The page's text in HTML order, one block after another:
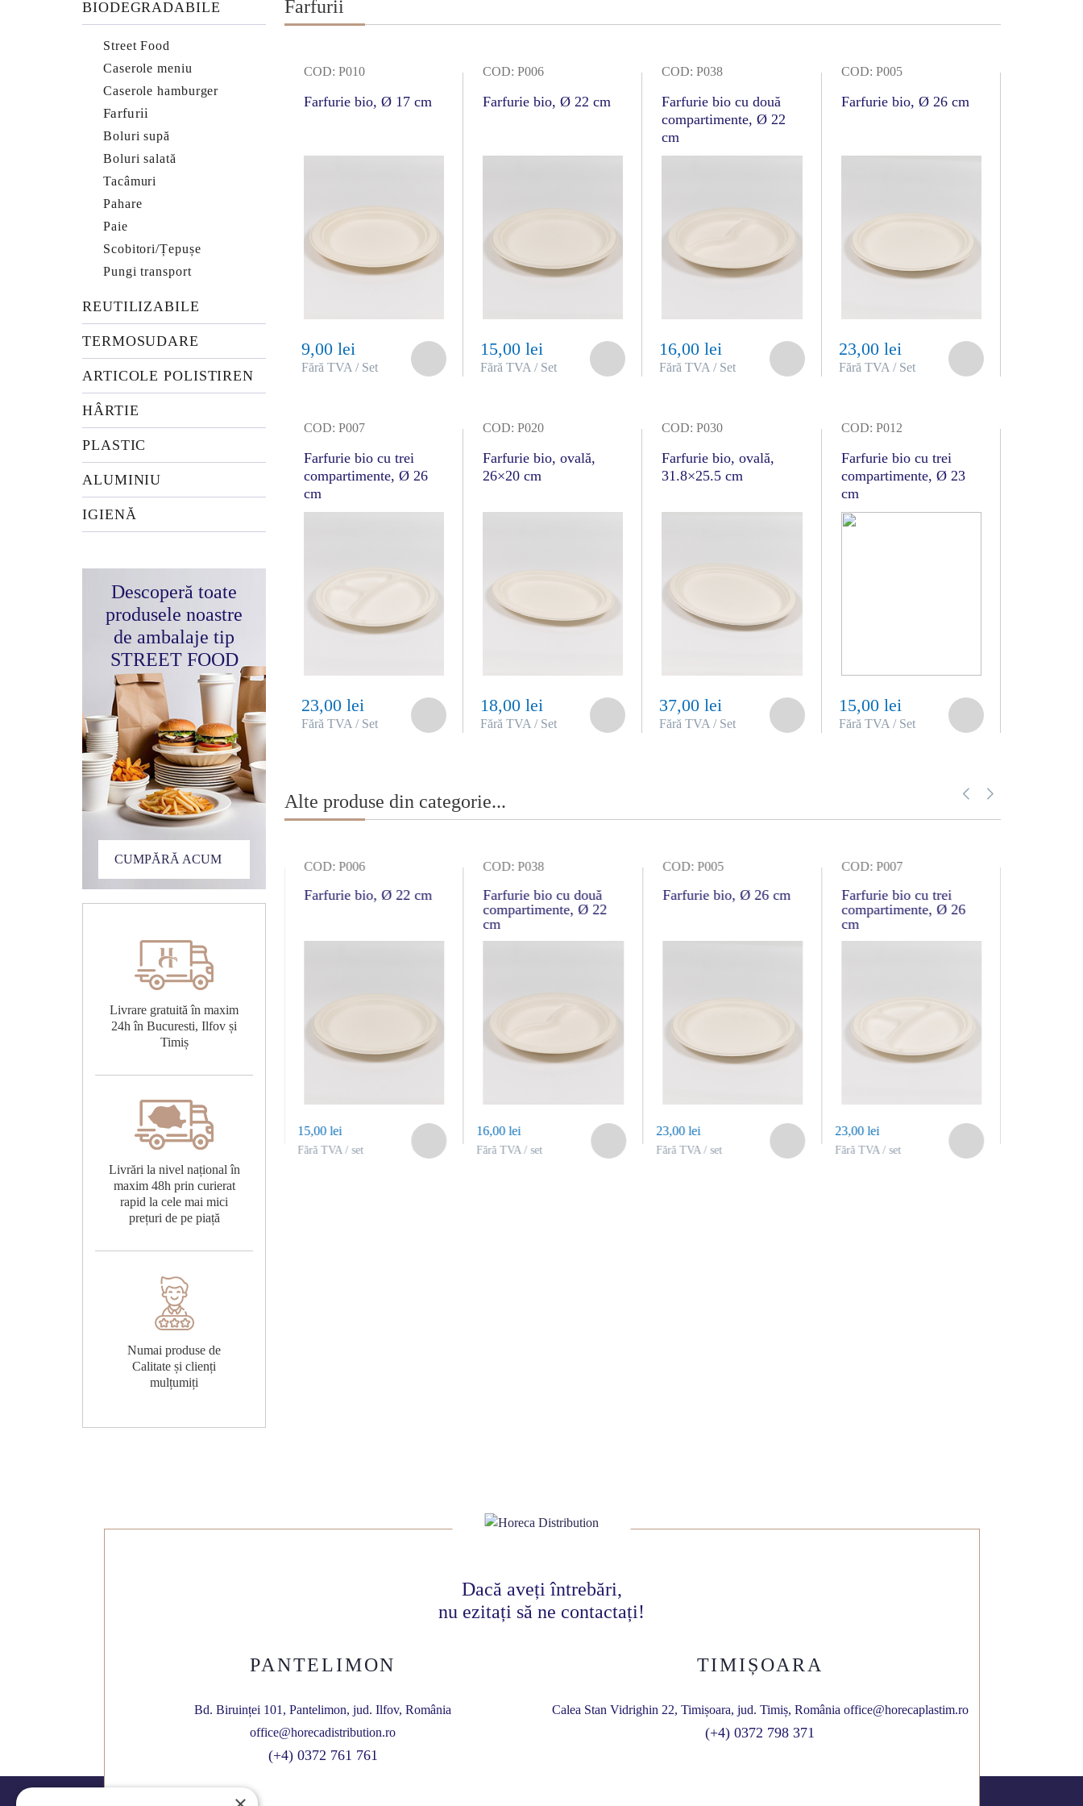
BIODEGRADABILE
Street Food
Caserole meniu
Caserole hamburger
Farfurii
Boluri supă
Boluri salată
Tacâmuri
Pahare
Paie
Scobitori/Țepușe
Pungi transport
REUTILIZABILE
TERMOSUDARE
ARTICOLE POLISTIREN
HÂRTIE
PLASTIC
ALUMINIU
IGIENĂ
Descoperă toate
produsele noastre
de ambalaje tip
STREET FOOD
CUMPĂRĂ ACUM
Livrare gratuită în maxim
24h în Bucuresti, Ilfov și
Timiș
Livrări la nivel național în
maxim 48h prin curierat
rapid la cele mai mici
prețuri de pe piață
Numai produse de
Calitate și clienți
mulțumiți
Farfurii
COD: P010
Farfurie bio, Ø 17 cm
9,00 lei
Fără TVA / Set
COD: P006
Farfurie bio, Ø 22 cm
15,00 lei
Fără TVA / Set
COD: P038
Farfurie bio cu două
compartimente, Ø 22
cm
16,00 lei
Fără TVA / Set
COD: P005
Farfurie bio, Ø 26 cm
23,00 lei
Fără TVA / Set
COD: P007
Farfurie bio cu trei
compartimente, Ø 26
cm
23,00 lei
Fără TVA / Set
COD: P020
Farfurie bio, ovală,
26×20 cm
18,00 lei
Fără TVA / Set
COD: P030
Farfurie bio, ovală,
31.8×25.5 cm
37,00 lei
Fără TVA / Set
COD: P012
Farfurie bio cu trei
compartimente, Ø 23
cm
15,00 lei
Fără TVA / Set
Alte produse din categorie...
COD: P010
9,00 lei
Fără TVA / set
COD: P006
Farfurie bio, Ø 22 cm
15,00 lei
Fără TVA / set
COD: P038
Farfurie bio cu două
compartimente, Ø 22
cm
16,00 lei
Fără TVA / set
COD: P005
Farfurie bio, Ø 26 cm
23,00 lei
Fără TVA / set
COD: P007
Farfurie bio cu trei
compartimente, Ø 26
cm
23,00 lei
Fără TVA / set
Dacă aveți întrebări,
nu ezitați să ne contactați!
PANTELIMON
Bd. Biruinței 101, Pantelimon, jud. Ilfov, România
office@horecadistribution.ro
(+4) 0372 761 761
TIMIȘOARA
Calea Stan Vidrighin 22, Timișoara, jud. Timiș, România office@horecaplastim.ro
(+4) 0372 798 371